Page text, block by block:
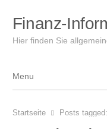
Finanz-
Hier finden Sie
Menu
Menu
Startseite Posts tagged: